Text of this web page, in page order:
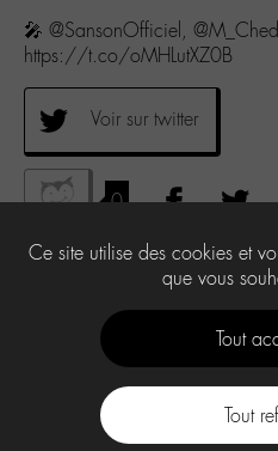
🎤 @SansonOfficiel,
https://t.co/oMHLutXZ0B
Voir sur twitter
0
Ce site utilise des cookies et
que vous
Tout
Tout